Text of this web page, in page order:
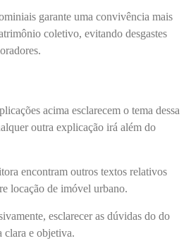
garante uma convivência mais
coletivo, evitando desgastes
acima esclarecem o tema dessa
outra explicação irá além do
encontram outros textos relativos
locação de imóvel urbano.
esclarecer as dúvidas do do
clara e objetiva.